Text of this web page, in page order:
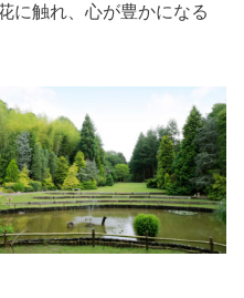
に触れ、心が豊かになる